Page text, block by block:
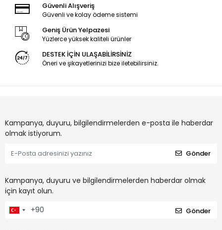
Güvenli Alışveriş
Güvenli ve kolay ödeme sistemi
Geniş Ürün Yelpazesi
Yüzlerce yüksek kaliteli ürünler
DESTEK İÇİN ULAŞABİLİRSİNİZ
Öneri ve şikayetlerinizi bize iletebilirsiniz.
Kampanya, duyuru, bilgilendirmelerden e-posta ile haberdar
olmak istiyorum.
Gönder
Kampanya, duyuru ve bilgilendirmelerden haberdar olmak
için kayıt olun.
Gönder